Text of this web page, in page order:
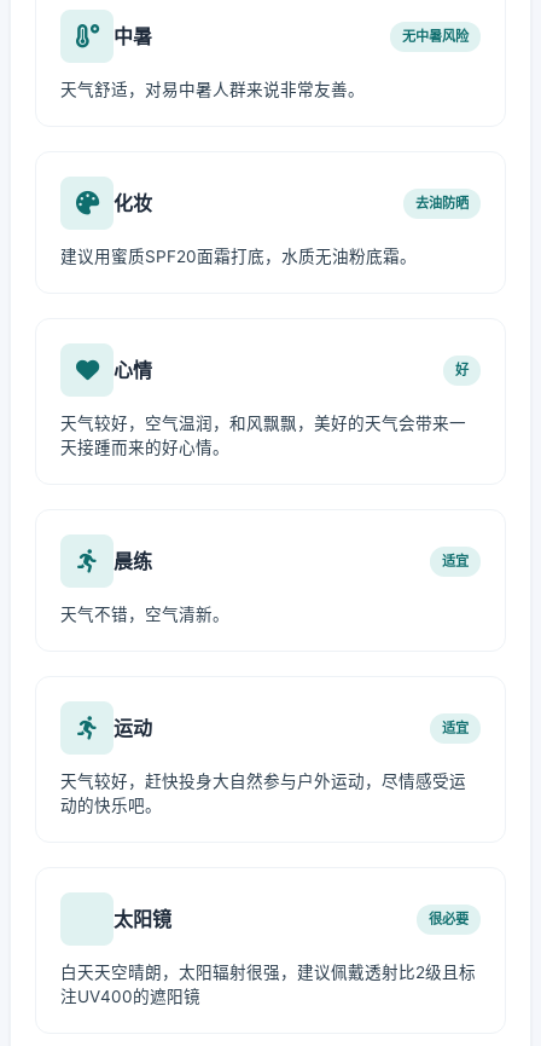
中暑 无中暑风险
天气舒适，对易中暑人群来说非常友善。
化妆 去油防晒
建议用蜜质SPF20面霜打底，水质无油粉底霜。
心情 好
天气较好，空气温润，和风飘飘，美好的天气会带来一
天接踵而来的好心情。
晨练 适宜
天气不错，空气清新。
运动 适宜
天气较好，赶快投身大自然参与户外运动，尽情感受运
动的快乐吧。
太阳镜 很必要
白天天空晴朗，太阳辐射很强，建议佩戴透射比2级且标
注UV400的遮阳镜